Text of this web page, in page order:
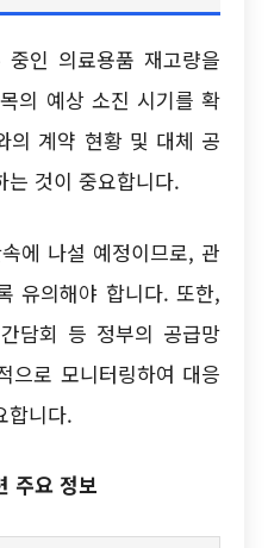
인 의료용품 재고량을
의 예상 소진 시기를 확
의 계약 현황 및 대체 공
는 것이 중요합니다.
에 나설 예정이므로, 관
유의해야 합니다. 또한,
담회 등 정부의 공급망
으로 모니터링하여 대응
합니다.
주요 정보